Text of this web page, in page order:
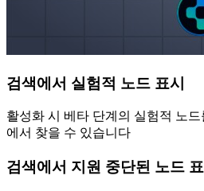
검색에서 실험적 노드 표시
활성화 시 베타 단계의 실험적 노
에서 찾을 수 있습니다
검색에서 지원 중단된 노드 표